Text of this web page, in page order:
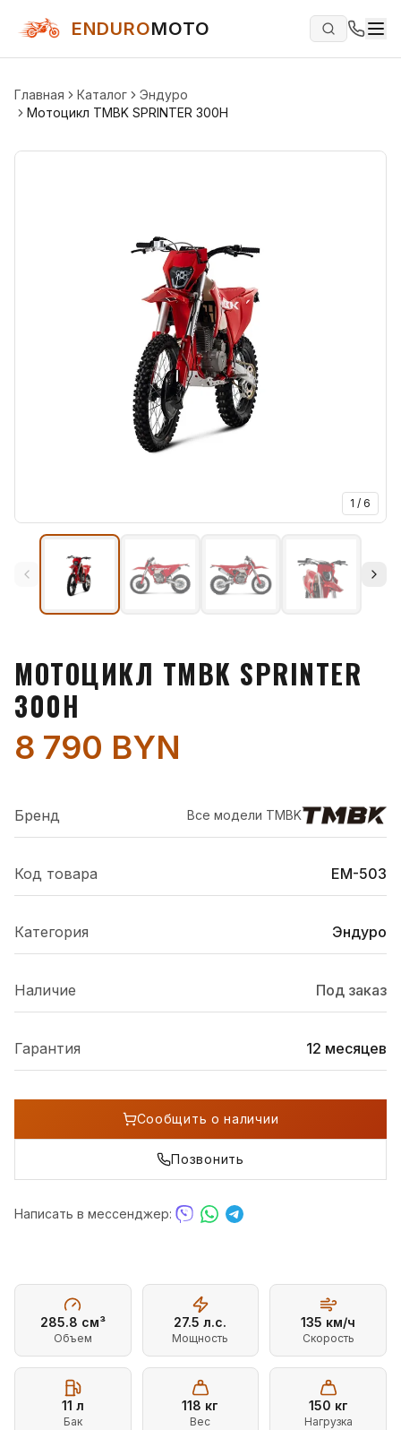
ENDUROMOTO
Главная Каталог
Эндуро
Мотоцикл TMBK SPRINTER 300H
1 / 6
МОТОЦИКЛ TMBK SPRINTER
300H
8 790 BYN
Бренд Все модели TMBK
Код товара EM-503
Категория Эндуро
Наличие Под заказ
Гарантия 12 месяцев
Сообщить о наличии
Позвонить
Написать в мессенджер:
285.8 см³
Объем
27.5 л.с.
Мощность
135 км/ч
Скорость
11 л
Бак
118 кг
Вес
150 кг
Нагрузка